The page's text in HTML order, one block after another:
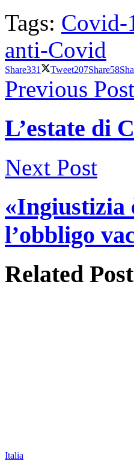
Tags: Covid-
anti-Covid
Share331 Tweet207Share58
Previous Post
L’estate di
Next Post
«Ingiustizia
l’obbligo
Related
Italia